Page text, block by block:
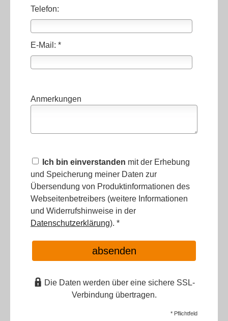
Telefon:
E-Mail: *
Anmerkungen
Ich bin einverstanden mit der Erhebung
und Speicherung meiner Daten zur
Übersendung von Produktinformationen des
Webseitenbetreibers (weitere Informationen
und Widerrufshinweise in der
Datenschutzerklärung). *
absenden
Die Daten werden über eine sichere SSL-
Verbindung übertragen.
* Pflichtfeld